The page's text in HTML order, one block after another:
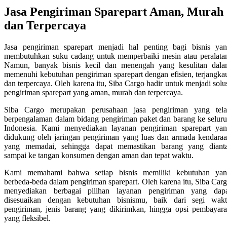
Jasa Pengiriman Sparepart Aman, Murah
dan Terpercaya
Jasa pengiriman sparepart menjadi hal penting bagi bisnis
membutuhkan suku cadang untuk memperbaiki mesin atau
Namun, banyak bisnis kecil dan menengah yang kesulitan
memenuhi kebutuhan pengiriman sparepart dengan efisien,
dan terpercaya. Oleh karena itu, Siba Cargo hadir untuk menjadi
pengiriman sparepart yang aman, murah dan terpercaya.
Siba Cargo merupakan perusahaan jasa pengiriman yang
berpengalaman dalam bidang pengiriman paket dan barang ke
Indonesia. Kami menyediakan layanan pengiriman sparepart
didukung oleh jaringan pengiriman yang luas dan armada
yang memadai, sehingga dapat memastikan barang yang
sampai ke tangan konsumen dengan aman dan tepat waktu.
Kami memahami bahwa setiap bisnis memiliki kebutuhan
berbeda-beda dalam pengiriman sparepart. Oleh karena itu, Siba
menyediakan berbagai pilihan layanan pengiriman yang
disesuaikan dengan kebutuhan bisnismu, baik dari segi
pengiriman, jenis barang yang dikirimkan, hingga opsi
yang fleksibel.